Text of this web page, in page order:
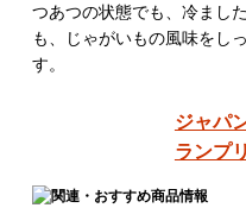
つあつの状態でも、冷まし
も、じゃがいもの風味をし
す。
ジャパ
ランプ